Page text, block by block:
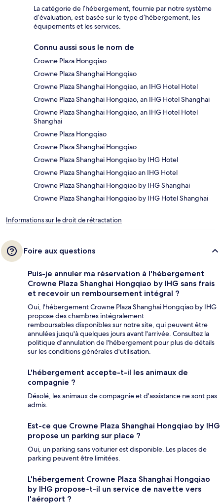
La catégorie de l’hébergement, fournie par notre système
d’évaluation, est basée sur le type d’hébergement, les
équipements et les services.
Connu aussi sous le nom de
Crowne Plaza Hongqiao
Crowne Plaza Shanghai Hongqiao
Crowne Plaza Shanghai Hongqiao, an IHG Hotel Hotel
Crowne Plaza Shanghai Hongqiao, an IHG Hotel Shanghai
Crowne Plaza Shanghai Hongqiao, an IHG Hotel Hotel
Shanghai
Crowne Plaza Hongqiao
Crowne Plaza Shanghai Hongqiao
Crowne Plaza Shanghai Hongqiao by IHG Hotel
Crowne Plaza Shanghai Hongqiao an IHG Hotel
Crowne Plaza Shanghai Hongqiao by IHG Shanghai
Crowne Plaza Shanghai Hongqiao by IHG Hotel Shanghai
Informations sur le droit de rétractation
Foire aux questions
Puis-je annuler ma réservation à l'hébergement
Crowne Plaza Shanghai Hongqiao by IHG sans frais
et recevoir un remboursement intégral ?
Oui, l'hébergement Crowne Plaza Shanghai Hongqiao by IHG
propose des chambres intégralement
remboursables disponibles sur notre site, qui peuvent être
annulées jusqu'à quelques jours avant l'arrivée. Consultez la
politique d'annulation de l'hébergement pour plus de détails
sur les conditions générales d'utilisation.
L'hébergement accepte-t-il les animaux de
compagnie ?
Désolé, les animaux de compagnie et d'assistance ne sont pas
admis.
Est-ce que Crowne Plaza Shanghai Hongqiao by IHG
propose un parking sur place ?
Oui, un parking sans voiturier est disponible. Les places de
parking peuvent être limitées.
L'hébergement Crowne Plaza Shanghai Hongqiao
by IHG propose-t-il un service de navette vers
l'aéroport ?